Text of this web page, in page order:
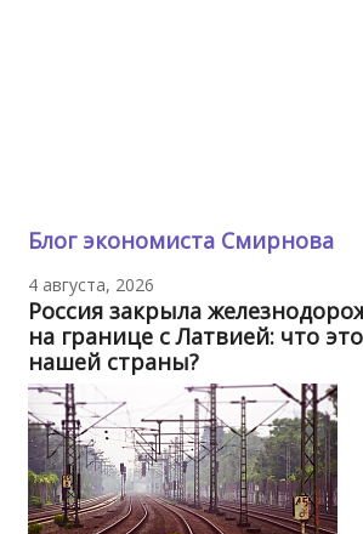
Блог экономиста Смирнова
4 августа, 2026
Россия закрыла
на границе с Латвией: что
нашей страны?